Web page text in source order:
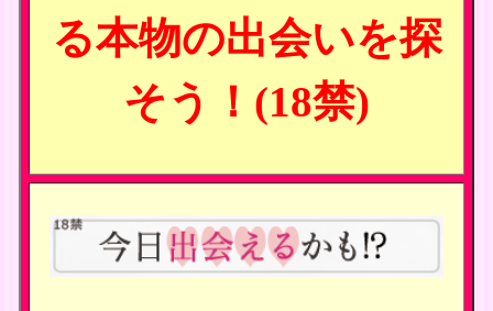
る本物の出会いを探
そう！(18禁)